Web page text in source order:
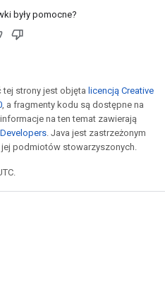
były pomocne?
tej strony jest objęta licencją Creative
, a fragmenty kodu są dostępne na
na ten temat zawierają
. Java jest zastrzeżonym
podmiotów stowarzyszonych.